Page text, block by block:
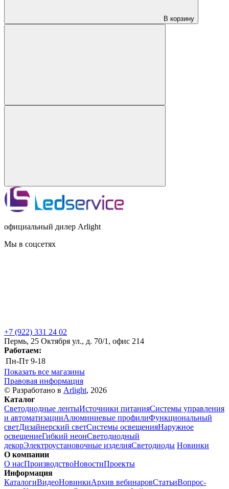
В корзину
официальный дилер Arlight
Мы в соцсетях
+7 (922) 331 24 02
Пермь, 25 Октября ул., д. 70/1, офис 214
Работаем:
Пн-Пт 9-18
Показать все магазины
Правовая информация
© Разработано в Arlight, 2026
Каталог
Светодиодные лентыИсточники питанияСистемы управления
и автоматизацииАлюминиевые профилиФункциональный
светДизайнерский светСистемы освещенияНаружное
освещениеГибкий неонСветодиодный
декорЭлектроустановочные изделияСветодиоды Новинки
О компании
О насПроизводствоНовостиПроекты
Информация
КаталогиВидеоНовинкиАрхив вебинаровСтатьиВопрос-